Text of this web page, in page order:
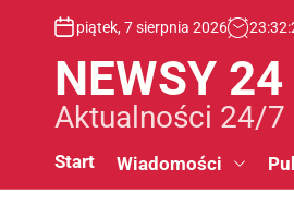
piątek, 7 sierpnia 2026 23:32:
NEWSY
Aktualności 24/7
Start Wiadomości